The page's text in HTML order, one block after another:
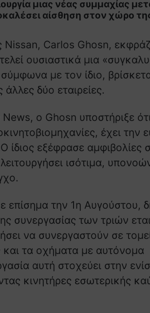
μιας νέας συμμαχίας
αίσθηση στον χώρο
Carlos Ghosn,
ουσιαστικά μια
με τον ίδιο,
άλλες δύο εταιρείες.
ο Ghosn υποστήριξε
έχει την
ίδιος εξέφρασε αμφιβολίες
ισότιμα,
την 1η Αυγούστου,
συνεργασίας των τριών
να συνεργαστούν σε
και τα οχήματα με αυτόνομα
αυτή στοχεύει στην
κινητήρες εσωτερικής